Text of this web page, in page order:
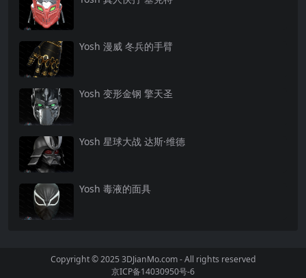
Yosh ‌漫威 冬兵的手臂
Yosh ‌变形金钢 擎天圣
Yosh ‌星球大战 达斯·维德
Yosh ‌毒液的面具
Copyright © 2025 3DJianMo.com - All rights reserved
京ICP备14030950号-6